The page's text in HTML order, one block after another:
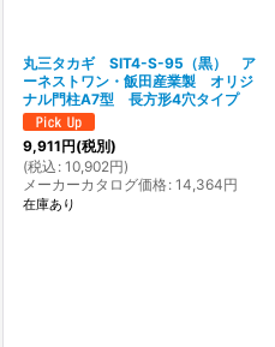
丸三タカギ SIT4-S-95（黒） ア
ーネストワン・飯田産業製 オリジ
ナル門柱A7型 長方形4穴タイプ
9,911円(税別)
(税込 : 10,902円)
メーカーカタログ価格: 14,364円
在庫あり